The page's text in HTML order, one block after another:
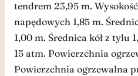
tendrem 23,95 m.
napędowych 1,85 m.
1,00 m. Średnica kół z tylu
15 atm. Powierzchnia
Powierzchnia ogrzewalna